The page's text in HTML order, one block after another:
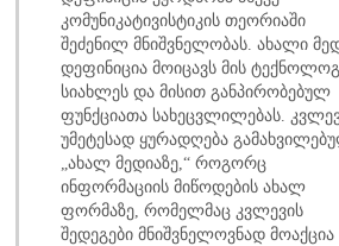
კომუნიკატივისტიკის თეორიაში
შეძენილ მნიშვნელობას. ახალი
დეფინიცია მოიცავს მის
სიახლეს და მისით განპირობებულ
ფუნქციათა სახეცვლილებას.
უმეტესად ყურადღება
„ახალ მედიაზე,“ როგორც
ინფორმაციის მიწოდების ახალ
ფორმაზე, რომელმაც კვლევის
შედეგები მნიშვნელოვნად მოაქცია